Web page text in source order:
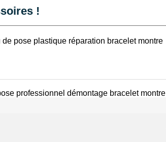
!
de pose plastique réparation bracelet montre
professionnel démontage bracelet montre